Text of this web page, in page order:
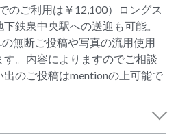
のご利用は￥12,100）ロングス
鉄泉中央駅への送迎も可能。
無断ご投稿や写真の流用使用
。内容によりますのでご相談
のご投稿はmentionの上可能で